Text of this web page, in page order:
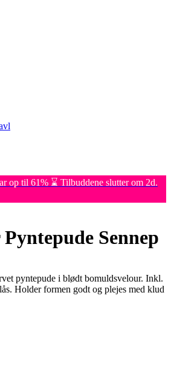
op til 61% ⌛ Tilbuddene slutter om 2d.
Sennep
pyntepude i blødt bomuldsvelour. Inkl.
Holder formen godt og plejes med klud